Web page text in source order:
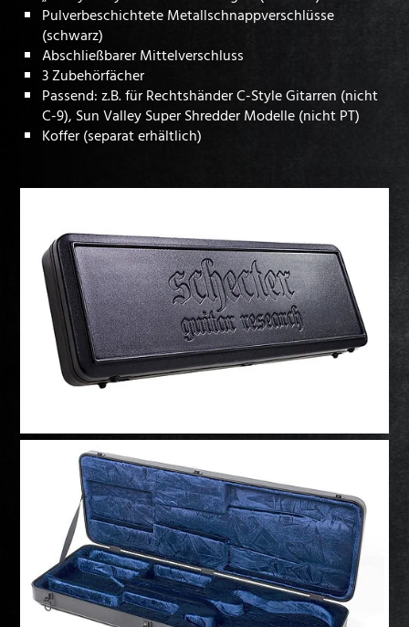
Pulverbeschichtete Metallschnappverschlüsse
(schwarz)
Abschließbarer Mittelverschluss
3 Zubehörfächer
Passend: z.B. für Rechtshänder C-Style Gitarren (nicht
C-9), Sun Valley Super Shredder Modelle (nicht PT)
Koffer (separat erhältlich)